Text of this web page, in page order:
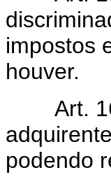
impostos
houver.
Art. 16.
podendo